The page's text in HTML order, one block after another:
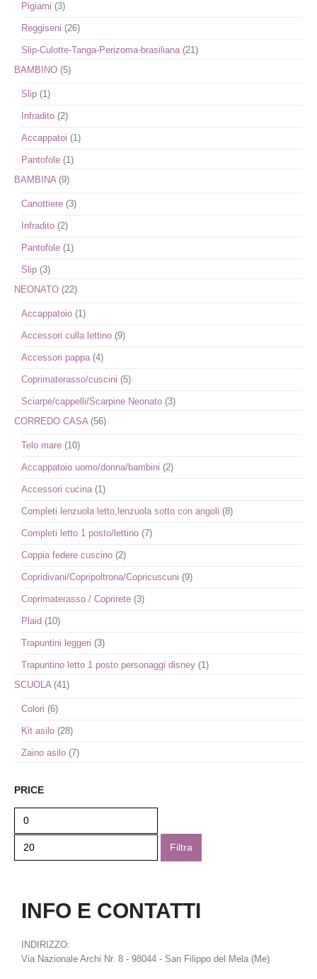
Pigiami (3)
Reggiseni (26)
Slip-Culotte-Tanga-Perizoma-brasiliana (21)
BAMBINO (5)
Slip (1)
Infradito (2)
Accappatoi (1)
Pantofole (1)
BAMBINA (9)
Canottiere (3)
Infradito (2)
Pantofole (1)
Slip (3)
NEONATO (22)
Accappatoio (1)
Accessori culla lettino (9)
Accessori pappa (4)
Coprimaterasso/cuscini (5)
Sciarpe/cappelli/Scarpine Neonato (3)
CORREDO CASA (56)
Telo mare (10)
Accappatoio uomo/donna/bambini (2)
Accessori cucina (1)
Completi lenzuola letto,lenzuola sotto con angoli (8)
Completi letto 1 posto/lettino (7)
Coppia federe cuscino (2)
Copridivani/Copripoltrona/Copricuscuni (9)
Coprimaterasso / Coprirete (3)
Plaid (10)
Trapuntini leggeri (3)
Trapuntino letto 1 posto personaggi disney (1)
SCUOLA (41)
Colori (6)
Kit asilo (28)
Zaino asilo (7)
PRICE
Filtra
INFO E CONTATTI
INDIRIZZO:
Via Nazionale Archi Nr. 8 - 98044 - San Filippo del Mela (Me)